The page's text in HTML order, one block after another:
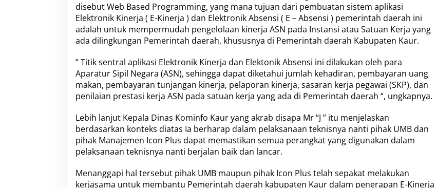
disebut Web Based Programming, yang mana tujuan dari pembuatan sistem aplikasi
Elektronik Kinerja ( E-Kinerja ) dan Elektronik Absensi ( E – Absensi ) pemerintah daerah ini
adalah untuk mempermudah pengelolaan kinerja ASN pada Instansi atau Satuan Kerja yang
ada dilingkungan Pemerintah daerah, khususnya di Pemerintah daerah Kabupaten Kaur.
” Titik sentral aplikasi Elektronik Kinerja dan Elektonik Absensi ini dilakukan oleh para
Aparatur Sipil Negara (ASN), sehingga dapat diketahui jumlah kehadiran, pembayaran uang
makan, pembayaran tunjangan kinerja, pelaporan kinerja, sasaran kerja pegawai (SKP), dan
penilaian prestasi kerja ASN pada satuan kerja yang ada di Pemerintah daerah “, ungkapnya.
Lebih lanjut Kepala Dinas Kominfo Kaur yang akrab disapa Mr “J ” itu menjelaskan
berdasarkan konteks diatas Ia berharap dalam pelaksanaan teknisnya nanti pihak UMB dan
pihak Manajemen Icon Plus dapat memastikan semua perangkat yang digunakan dalam
pelaksanaan teknisnya nanti berjalan baik dan lancar.
Menanggapi hal tersebut pihak UMB maupun pihak Icon Plus telah sepakat melakukan
kerjasama untuk membantu Pemerintah daerah kabupaten Kaur dalam penerapan E-Kinerja